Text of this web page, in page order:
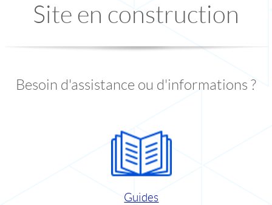
Site en construction
Besoin d'assistance ou d'informations ?
Guides